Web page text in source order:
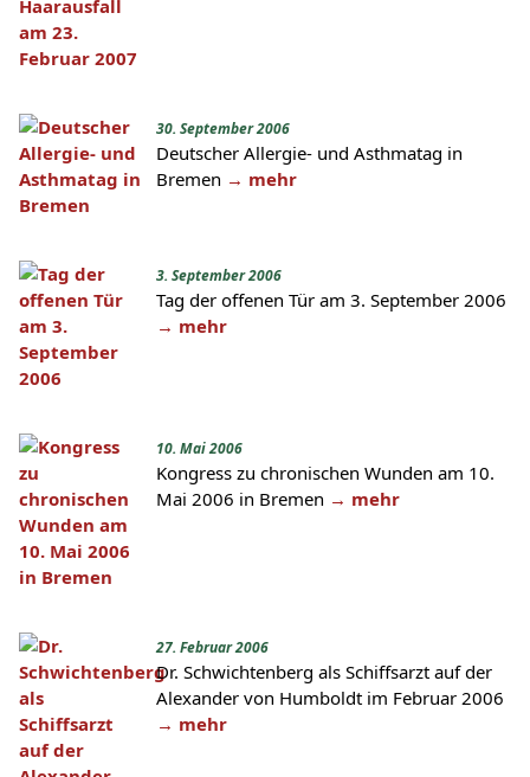
30. September 2006
Deutscher Allergie- und Asthmatag in
Bremen → mehr
3. September 2006
Tag der offenen Tür am 3. September 2006
→ mehr
10. Mai 2006
Kongress zu chronischen Wunden am 10.
Mai 2006 in Bremen → mehr
27. Februar 2006
Dr. Schwichtenberg als Schiffsarzt auf der
Alexander von Humboldt im Februar 2006
→ mehr